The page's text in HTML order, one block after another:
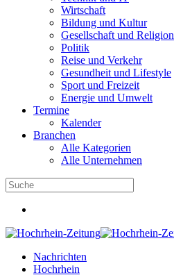
Wirtschaft
Bildung und Kultur
Gesellschaft und Religion
Politik
Reise und Verkehr
Gesundheit und Lifestyle
Sport und Freizeit
Energie und Umwelt
Termine
Kalender
Branchen
Alle Kategorien
Alle Unternehmen
Nachrichten
Hochrhein